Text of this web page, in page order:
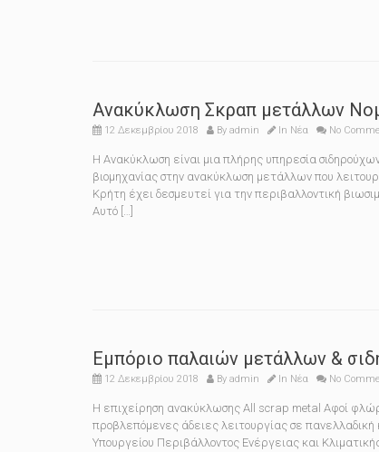
Ανακύκλωση Σκραπ μετάλλων
12 Δεκεμβρίου 2018 By admin In Νέα No
Η Ανακύκλωση είναι μια πλήρης υπηρεσία
βιομηχανίας στην ανακύκλωση μετάλλων που
Κρήτη έχει δεσμευτεί για την περιβαλλοντική
Αυτό […]
Εμπόριο παλαιών μετάλλων &
12 Δεκεμβρίου 2018 By admin In Νέα No
Η επιχείρηση ανακύκλωσης All scrap metal Αφοί
προβλεπόμενες άδειες λειτουργίας σε
Υπουργείου Περιβάλλοντος Ενέργειας και